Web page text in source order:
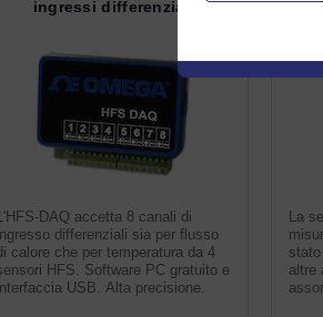
ingressi differenziali
DAQ accetta 8 canali di
differenziali sia per flusso
calore che per temperatura da 4
HFS. Software PC gratuito e
USB. Alta precisione.
La
altre